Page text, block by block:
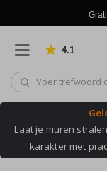
4.1
Laat je muren
karakter met